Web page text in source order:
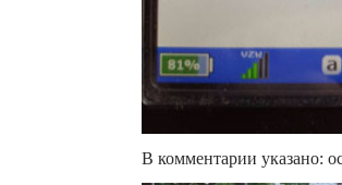
В комментарии указано: